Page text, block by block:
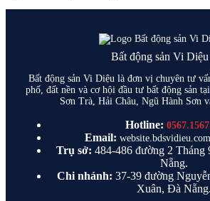
Bất động sản Vi Diệu
Bất động sản Vi Diệu là đơn vị chuyên tư
phố, đất nền và cơ hội đầu tư bất động sản
Sơn Trà, Hải Châu, Ngũ Hành Sơn
Hotline:
Email:
Trụ sở: 484-486 đường 2
Nẵng.
Chi nhánh: 37-39 đường
Xuân, Đà Nẵng.